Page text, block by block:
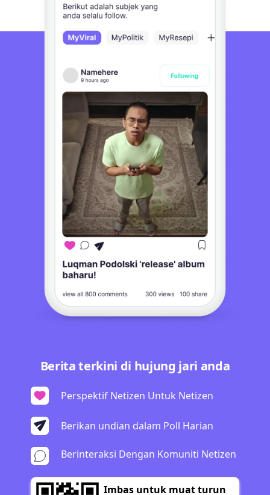
Berita terkini di hujung jari anda
Perspektif Netizen Untuk Netizen
Berikan undian dalam Poll Harian
Berinteraksi Dengan Komuniti Netizen
Imbas untuk muat turun